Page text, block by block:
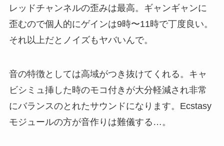
レッドチャンネルの歪みは最高。ギャンギャンに
歪むので個人的にゲインは9時〜11時で丁度良い。
それ以上だとノイズもヤバいんで。
音の特徴としては高域がつき抜けてくれる。キャ
ビシミュ挿した時のモコ付きが大分軽減され非常
にバランスのとれたサウンドになります。Ecstasy
モジュールの方が音作りは難儀する…。